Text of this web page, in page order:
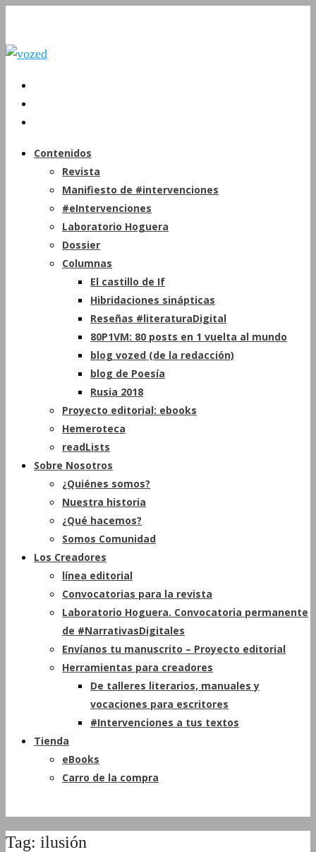
Contenidos
Revista
Manifiesto de #intervenciones
#eIntervenciones
Laboratorio Hoguera
Dossier
Columnas
El castillo de If
Hibridaciones sinápticas
Reseñas #literaturaDigital
80P1VM: 80 posts en 1 vuelta al mundo
blog vozed (de la redacción)
blog de Poesía
Rusia 2018
Proyecto editorial: ebooks
Hemeroteca
readLists
Sobre Nosotros
¿Quiénes somos?
Nuestra historia
¿Qué hacemos?
Somos Comunidad
Los Creadores
línea editorial
Convocatorias para la revista
Laboratorio Hoguera. Convocatoria permanente
de #NarrativasDigitales
Envíanos tu manuscrito – Proyecto editorial
Herramientas para creadores
De talleres literarios, manuales y
vocaciones para escritores
#Intervenciones a tus textos
Tienda
eBooks
Carro de la compra
Tag: ilusión